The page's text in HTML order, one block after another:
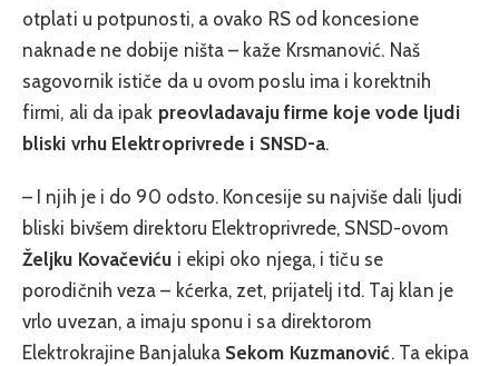
otplati u potpunosti, a ovako RS od koncesione
naknade ne dobije ništa – kaže Krsmanović. Naš
sagovornik ističe da u ovom poslu ima i korektnih
firmi, ali da ipak preovladavaju firme koje vode ljudi
bliski vrhu Elektroprivrede i SNSD-a.
– I njih je i do 90 odsto. Koncesije su najviše dali ljudi
bliski bivšem direktoru Elektroprivrede, SNSD-ovom
Željku Kovačeviću i ekipi oko njega, i tiču se
porodičnih veza – kćerka, zet, prijatelj itd. Taj klan je
vrlo uvezan, a imaju sponu i sa direktorom
Elektrokrajine Banjaluka Sekom Kuzmanović. Ta ekipa